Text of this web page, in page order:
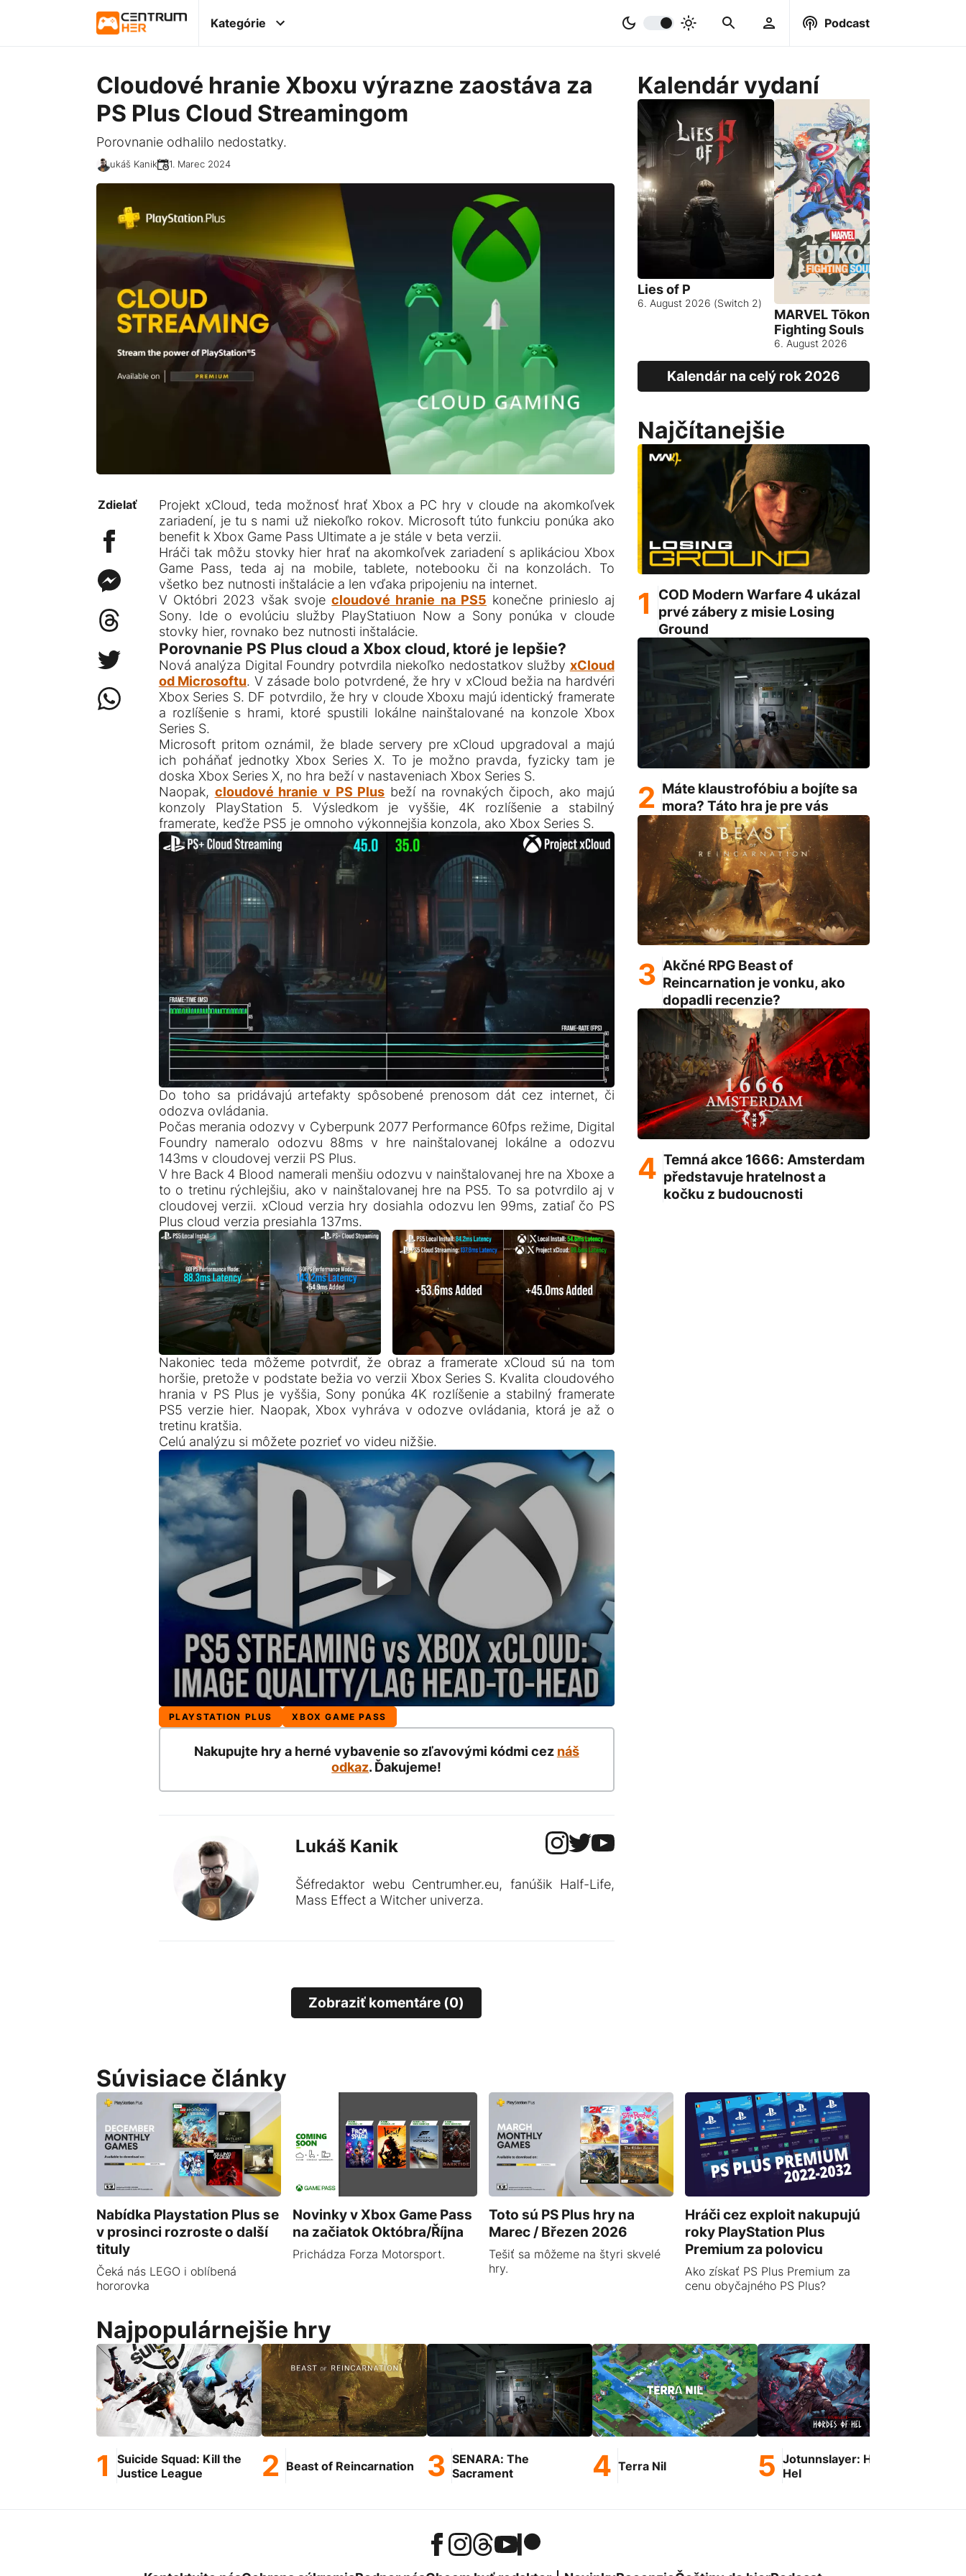
Kategórie Podcast
Cloudové hranie Xboxu výrazne zaostáva za
PS Plus Cloud Streamingom
Porovnanie odhalilo nedostatky.
Lukáš Kanik 01. Marec 2024
Zdielať
Projekt xCloud, teda možnosť hrať Xbox a PC hry v cloude na akomkoľvek
zariadení, je tu s nami už niekoľko rokov. Microsoft túto funkciu ponúka ako
benefit k Xbox Game Pass Ultimate a je stále v beta verzii.
Hráči tak môžu stovky hier hrať na akomkoľvek zariadení s aplikáciou Xbox
Game Pass, teda aj na mobile, tablete, notebooku či na konzolách. To
všetko bez nutnosti inštalácie a len vďaka pripojeniu na internet.
V Októbri 2023 však svojecloudové hranie na PS5 konečne prinieslo aj
Sony. Ide o evolúciu služby PlayStatiuon Now a Sony ponúka v cloude
stovky hier, rovnako bez nutnosti inštalácie.
Porovnanie PS Plus cloud a Xbox cloud, ktoré je lepšie?
Nová analýza Digital Foundry potvrdila niekoľko nedostatkov služby xCloud
od Microsoftu. V zásade bolo potvrdené, že hry v xCloud bežia na hardvéri
Xbox Series S. DF potvrdilo, že hry v cloude Xboxu majú identický framerate
a rozlíšenie s hrami, ktoré spustili lokálne nainštalované na konzole Xbox
Series S.
Microsoft pritom oznámil, že blade servery pre xCloud upgradoval a majú
ich poháňať jednotky Xbox Series X. To je možno pravda, fyzicky tam je
doska Xbox Series X, no hra beží v nastaveniach Xbox Series S.
Naopak, cloudové hranie v PS Plus beží na rovnakých čipoch, ako majú
konzoly PlayStation 5. Výsledkom je vyššie, 4K rozlíšenie a stabilný
framerate, keďže PS5 je omnoho výkonnejšia konzola, ako Xbox Series S.
Do toho sa pridávajú artefakty spôsobené prenosom dát cez internet, či
odozva ovládania.
Počas merania odozvy v Cyberpunk 2077 Performance 60fps režime, Digital
Foundry nameralo odozvu 88ms v hre nainštalovanej lokálne a odozvu
143ms v cloudovej verzii PS Plus.
V hre Back 4 Blood namerali menšiu odozvu v nainštalovanej hre na Xboxe a
to o tretinu rýchlejšiu, ako v nainštalovanej hre na PS5. To sa potvrdilo aj v
cloudovej verzii. xCloud verzia hry dosiahla odozvu len 99ms, zatiaľ čo PS
Plus cloud verzia presiahla 137ms.
Nakoniec teda môžeme potvrdiť, že obraz a framerate xCloud sú na tom
horšie, pretože v podstate bežia vo verzii Xbox Series S. Kvalita cloudového
hrania v PS Plus je vyššia, Sony ponúka 4K rozlíšenie a stabilný framerate
PS5 verzie hier. Naopak, Xbox vyhráva v odozve ovládania, ktorá je až o
tretinu kratšia.
Celú analýzu si môžete pozrieť vo videu nižšie.
PLAYSTATION PLUS XBOX GAME PASS
Nakupujte hry a herné vybavenie so zľavovými kódmi cez náš
odkaz. Ďakujeme!
Lukáš Kanik
Šéfredaktor webu Centrumher.eu, fanúšik Half-Life,
Mass Effect a Witcher univerza.
Zobraziť komentáre (0)
Súvisiace články
Nabídka Playstation Plus se
v prosinci rozroste o další
tituly
Čeká nás LEGO i oblíbená
hororovka
Novinky v Xbox Game Pass
na začiatok Októbra/Října
Prichádza Forza Motorsport.
Toto sú PS Plus hry na
Marec / Březen 2026
Tešiť sa môžeme na štyri skvelé
hry.
Hráči cez exploit nakupujú
roky PlayStation Plus
Premium za polovicu
Ako získať PS Plus Premium za
cenu obyčajného PS Plus?
Najpopulárnejšie hry
Suicide Squad: Kill the
Justice League
Beast of Reincarnation
SENARA: The
Sacrament
Terra Nil
Jotunnslayer: Hordes of
Hel
Kalendár vydaní
Lies of P
6. August 2026 (Switch 2)
MARVEL Tōkon:
Fighting Souls
6. August 2026
Kalendár na celý rok 2026
Najčítanejšie
COD Modern Warfare 4 ukázal
prvé zábery z misie Losing
Ground
Máte klaustrofóbiu a bojíte sa
mora? Táto hra je pre vás
Akčné RPG Beast of
Reincarnation je vonku, ako
dopadli recenzie?
Temná akce 1666: Amsterdam
představuje hratelnost a
kočku z budoucnosti